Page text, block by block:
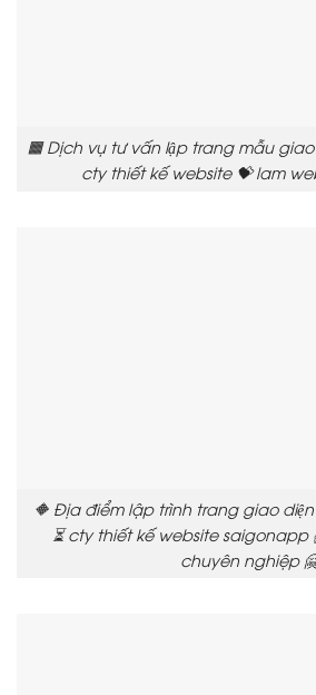
🟧 Dịch vụ tư vấn lập trang mẫu
cty thiết kế website 💝 lam
🔶 Địa điểm lập trình trang giao
⏳ cty thiết kế website saigonapp
chuyên nghiệp